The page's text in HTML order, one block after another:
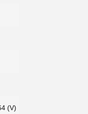
(V)